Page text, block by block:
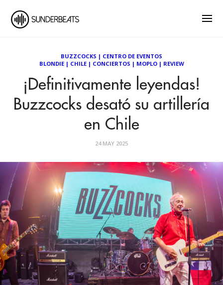
BUZZCOCKS | CENTRO DE EVENTOS
BLONDIE| CHILE| CONCIERTOS | MOPLO| REVIEW
¡Definitivamente leyendas!
Buzzcocks desató su artillería
en Chile
24 MAY 2025